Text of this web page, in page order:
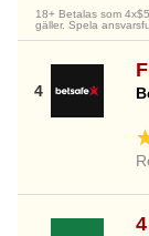
18+ Betalas som
gäller. Spela